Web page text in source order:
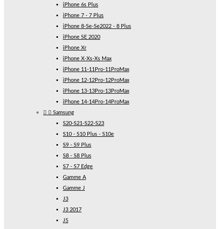
iPhone 6s Plus
iPhone 7 - 7 Plus
iPhone 8-Se-Se2022 - 8 Plus
iPhone SE 2020
iPhone Xr
iPhone X-Xs-Xs Max
iPhone 11-11Pro-11ProMax
iPhone 12-12Pro-12ProMax
iPhone 13-13Pro-13ProMax
iPhone 14-14Pro-14ProMax
  Samsung
S20-S21-S22-S23
S10 - S10 Plus - S10e
S9 - S9 Plus
S8 - S8 Plus
S7 - S7 Edge
Gamme A
Gamme J
J3
J3 2017
J5